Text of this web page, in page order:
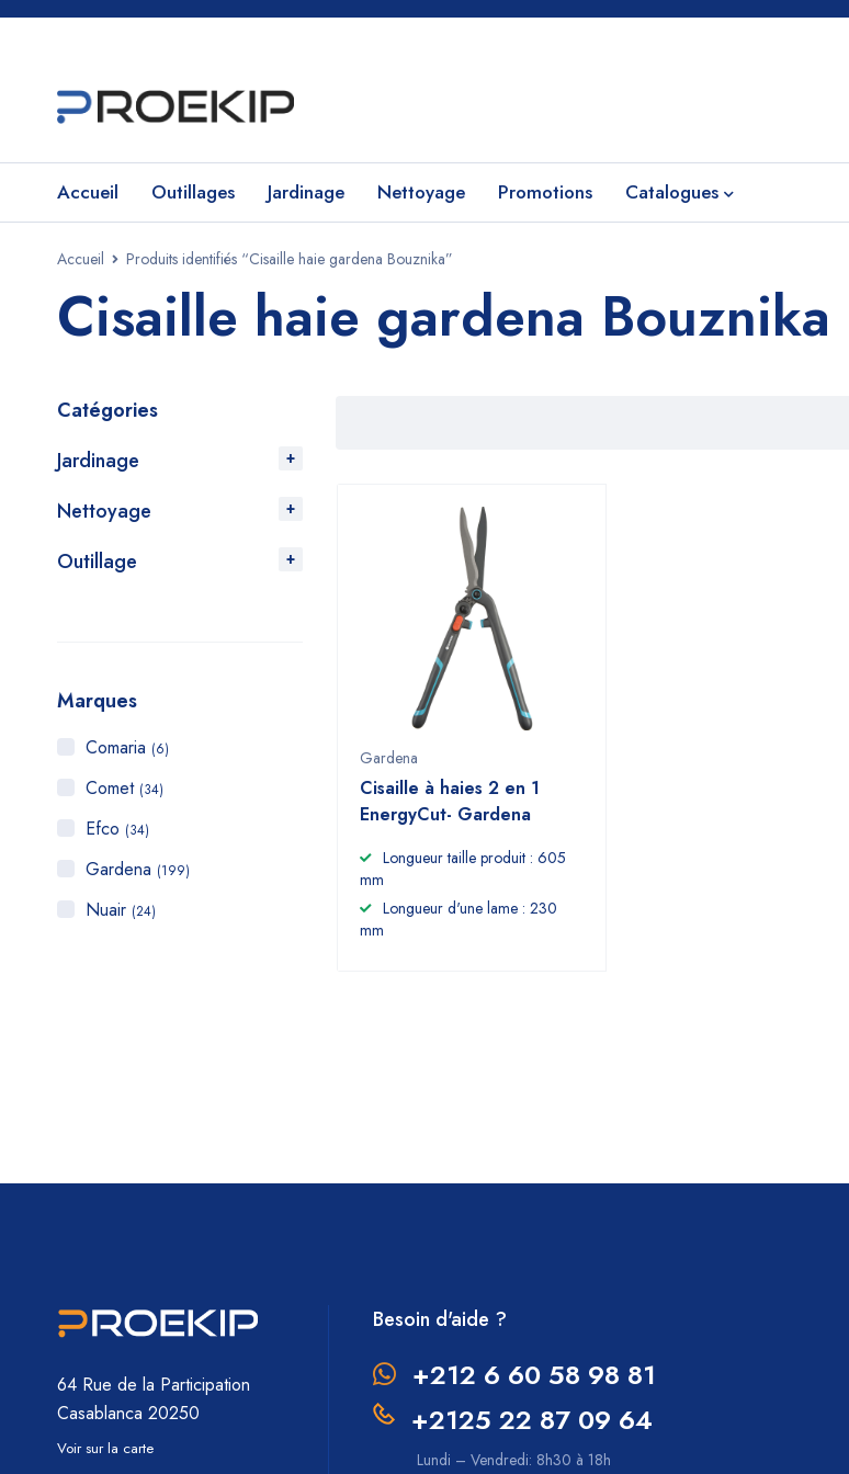
Accueil Outillages Jardinage Nettoyage Promotions Catalogues
Accueil Produits identifiés “Cisaille haie gardena Bouznika”
Cisaille haie gardena Bouznika
Catégories
Jardinage
Nettoyage
Outillage
Marques
Comaria (6)
Comet (34)
Efco (34)
Gardena (199)
Nuair (24)
Gardena
Cisaille à haies 2 en 1
EnergyCut- Gardena
Longueur taille produit : 605
mm
Longueur d'une lame : 230
mm
64 Rue de la Participation
Casablanca 20250
Voir sur la carte
Besoin d'aide ?
+212 6 60 58 98 81
+2125 22 87 09 64
Lundi – Vendredi: 8h30 à 18h